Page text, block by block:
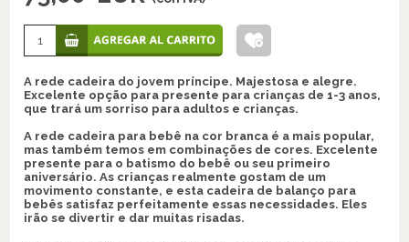
A rede cadeira do jovem príncipe. Majestosa e alegre.
Excelente opção para presente para crianças de 1-3 anos,
que trará um sorriso para adultos e crianças.
A rede cadeira para bebê na cor branca é a mais popular,
mas também temos em combinações de cores. Excelente
presente para o batismo do bebê ou seu primeiro
aniversário. As crianças realmente gostam de um
movimento constante, e esta cadeira de balanço para
bebês satisfaz perfeitamente essas necessidades. Eles
irão se divertir e dar muitas risadas.